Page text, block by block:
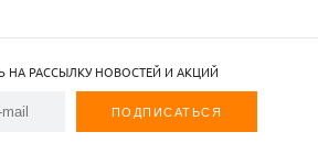
РАССЫЛКУ НОВОСТЕЙ И АКЦИЙ